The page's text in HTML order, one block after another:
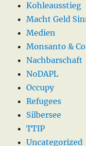
Kohleausstieg
Macht Geld
Medien
Monsanto & Co
Nachbarschaft
NoDAPL
Occupy
Refugees
Silbersee
TTIP
Uncategorized